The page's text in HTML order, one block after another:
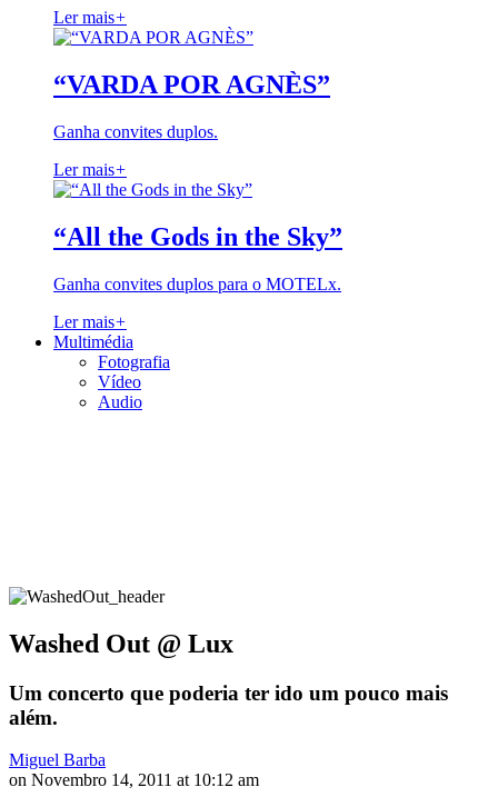
Ler mais+
“VARDA POR AGNÈS”
Ganha convites duplos.
Ler mais+
“All the Gods in the Sky”
Ganha convites duplos para o MOTELx.
Ler mais+
Multimédia
Fotografia
Vídeo
Audio
Washed Out @ Lux
Um concerto que poderia ter ido um pouco mais
além.
Miguel Barba
on Novembro 14, 2011 at 10:12 am